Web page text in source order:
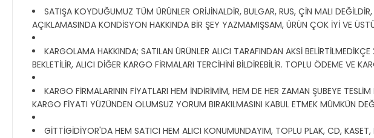
SATIŞA KOYDUĞUMUZ TÜM ÜRÜNLER ORİJİNALDİR, BULGAR, RUS, ÇİN MALI
AÇIKLAMASINDA KONDİSYON HAKKINDA BİR ŞEY YAZMAMIŞSAM, ÜRÜN ÇOK İYİ VE
KARGOLAMA HAKKINDA; SATILAN ÜRÜNLER ALICI TARAFINDAN AKSİ
BEKLETİLİR, ALICI DİĞER KARGO FİRMALARI TERCİHİNİ BİLDİREBİLİR. TOPLU ÖDEME VE
KARGO FİRMALARININ FİYATLARI HEM İNDİRİMİM, HEM DE HER ZAMAN ŞUBEYE
KARGO FİYATI YÜZÜNDEN OLUMSUZ YORUM BIRAKILMASINI KABUL ETMEK MÜMKÜN
GİTTİGİDİYOR'DA HEM SATICI HEM ALICI KONUMUNDAYIM, TOPLU PLAK, CD, KASET,